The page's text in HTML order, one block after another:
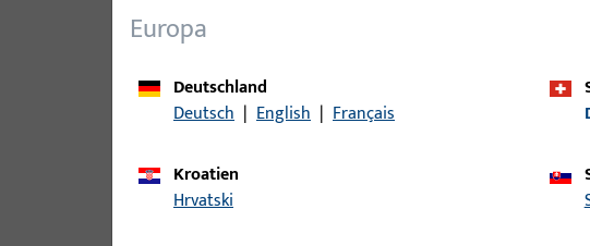
Hinweisschilder
Lehren - Schablonen
Reduzierhülsen
9
Sets
Europa
Deutschland
Deutsch | English | Français
Kroatien
Hrvatski